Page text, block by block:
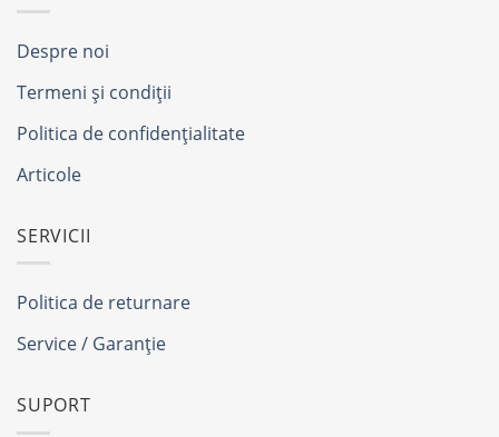
Despre noi
Termeni și condiții
Politica de confidențialitate
Articole
SERVICII
Politica de returnare
Service / Garanție
SUPORT